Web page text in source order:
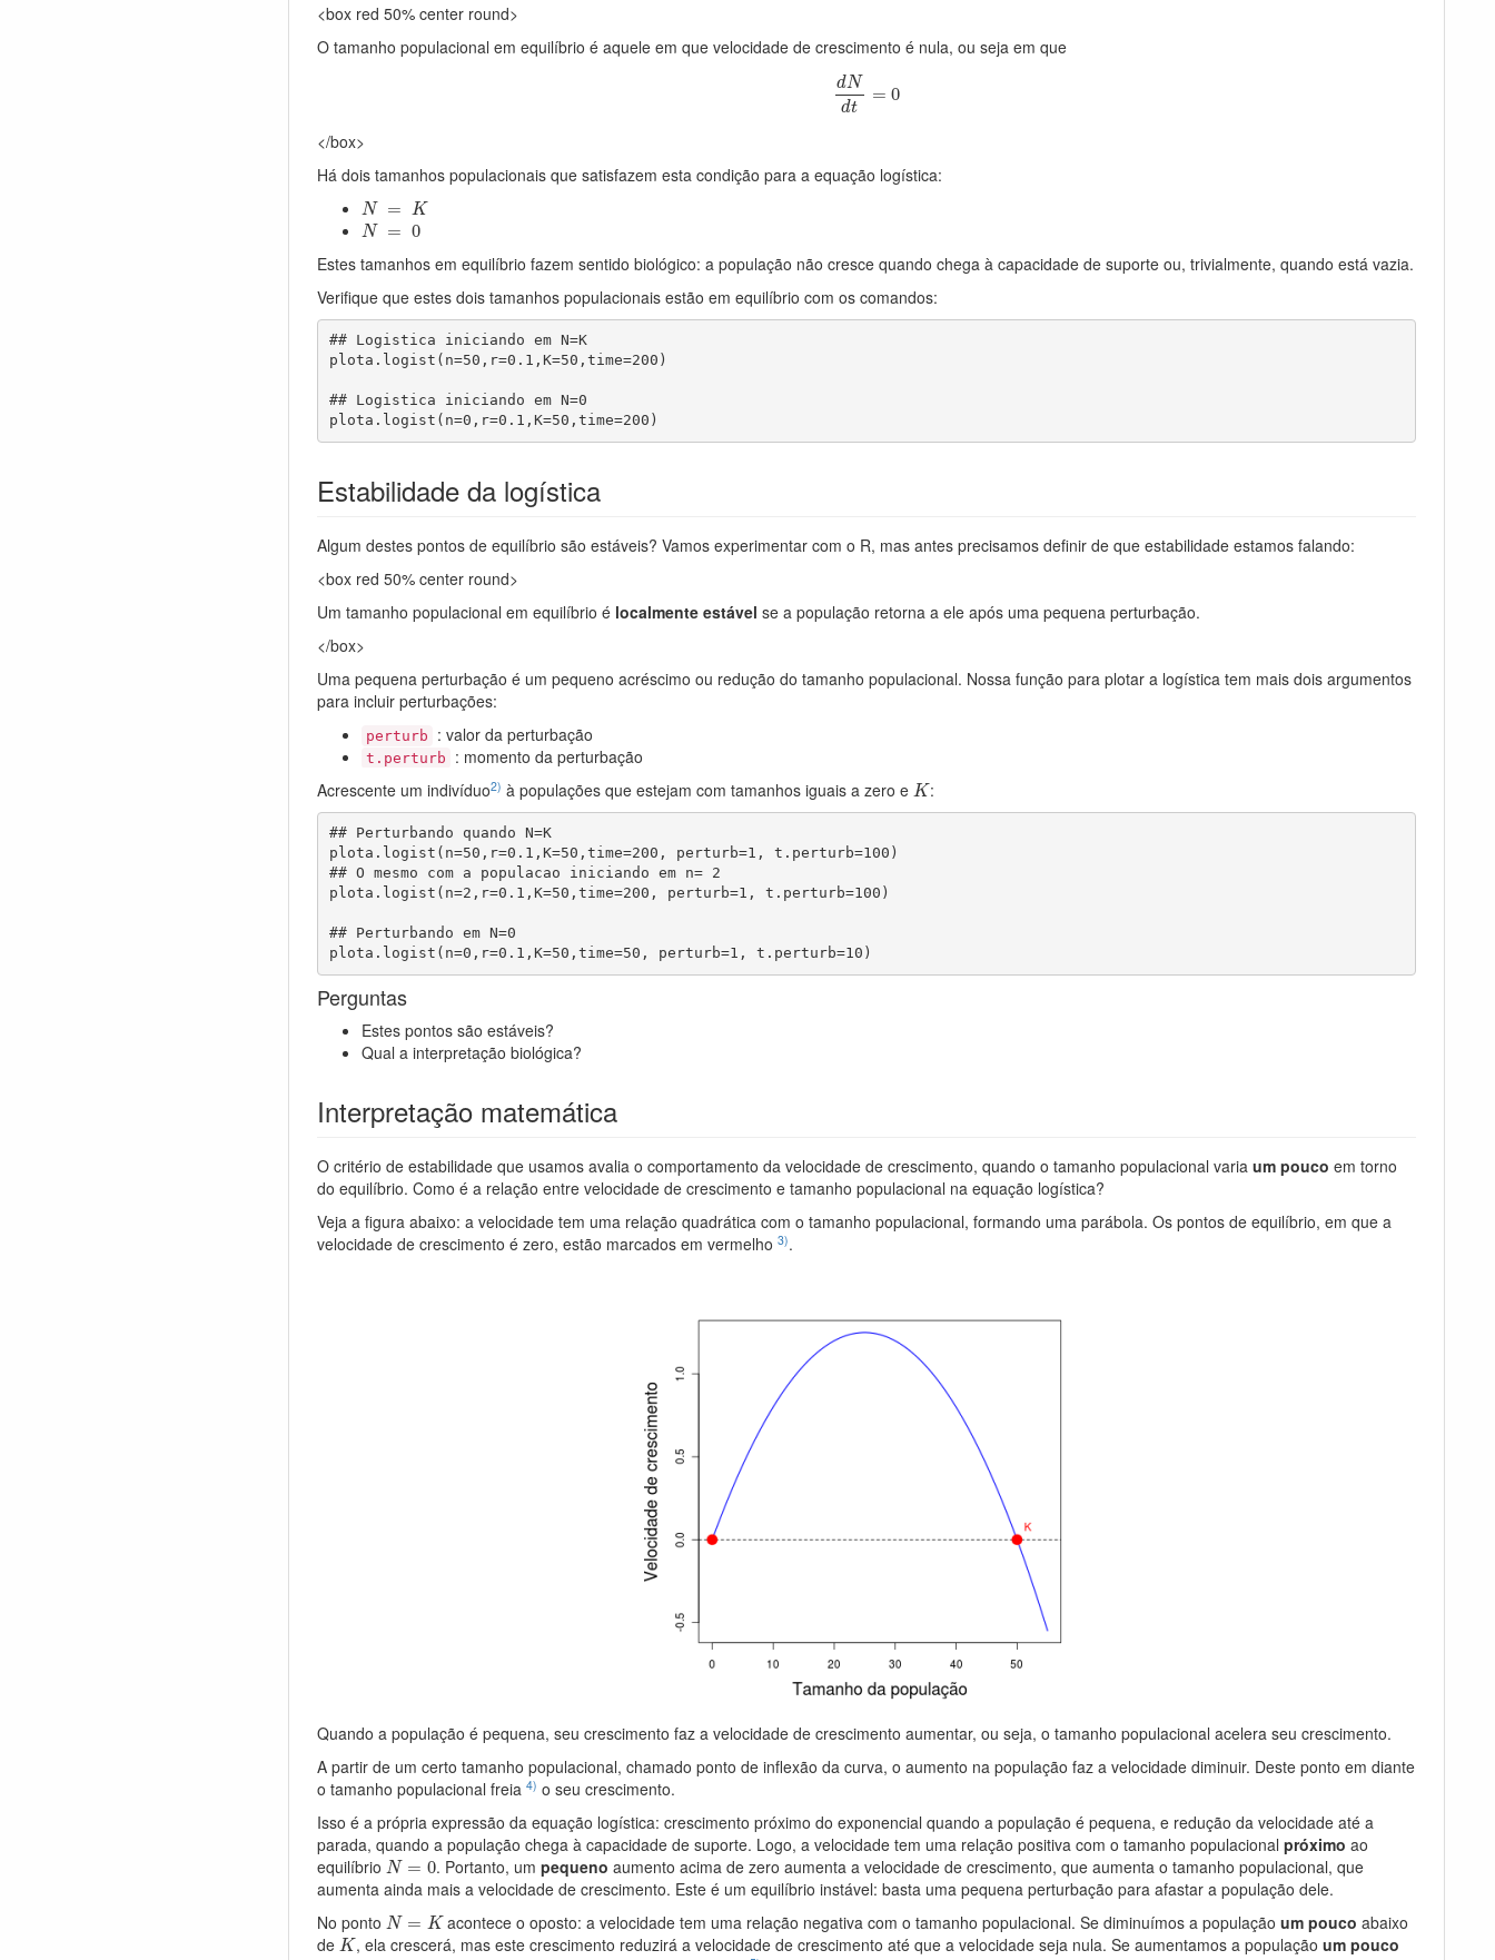
<box red 50% center round>
O tamanho populacional em equilíbrio é aquele em que velocidade de crescimento é nula, ou seja em que
dN
dt
= 0
dNd
</box>
Há dois tamanhos populacionais que satisfazem esta condição para a equação logística:
N = K
N = K
N = 0
N = 0
Estes tamanhos em equilíbrio fazem sentido biológico: a população não cresce quando chega à capacidade de suporte ou, trivialmente, quando está vazia.
Verifique que estes dois tamanhos populacionais estão em equilíbrio com os comandos:
## Logistica iniciando em N=K
plota.logist(n=50,r=0.1,K=50,time=200)
## Logistica iniciando em N=0
Estabilidade da logística
Algum destes pontos de equilíbrio são estáveis? Vamos experimentar com o R, mas antes precisamos definir de que estabilidade estamos falando:
<box red 50% center round>
Um tamanho populacional em equilíbrio é localmente estável se a população retorna a ele após uma pequena perturbação.
</box>
Uma pequena perturbação é um pequeno acréscimo ou redução do tamanho populacional. Nossa função para plotar a logística tem mais dois argumentos
para incluir perturbações:
perturb : valor da perturbação
t.perturb
: momento da perturbação
Acrescente um indivíduo2) à populações que estejam com tamanhos iguais a zero e K
K:
## Perturbando quando N=K
plota.logist(n=50,r=0.1,K=50,time=200, perturb=1, t.perturb=100)
## O mesmo com a populacao iniciando em n= 2
plota.logist(n=2,r=0.1,K=50,time=200, perturb=1, t.perturb=100)
## Perturbando em N=0
Perguntas
Estes pontos são estáveis?
Qual a interpretação biológica?
Interpretação matemática
O critério de estabilidade que usamos avalia o comportamento da velocidade de crescimento, quando o tamanho populacional varia um pouco em torno
do equilíbrio. Como é a relação entre velocidade de crescimento e tamanho populacional na equação logística?
Veja a figura abaixo: a velocidade tem uma relação quadrática com o tamanho populacional, formando uma parábola. Os pontos de equilíbrio, em que a
velocidade de crescimento é zero, estão marcados em vermelho 3).
Quando a população é pequena, seu crescimento faz a velocidade de crescimento aumentar, ou seja, o tamanho populacional acelera seu crescimento.
A partir de um certo tamanho populacional, chamado ponto de inflexão da curva, o aumento na população faz a velocidade diminuir. Deste ponto em diante
o tamanho populacional freia 4) o seu crescimento.
Isso é a própria expressão da equação logística: crescimento próximo do exponencial quando a população é pequena, e redução da velocidade até a
parada, quando a população chega à capacidade de suporte. Logo, a velocidade tem uma relação positiva com o tamanho populacional próximo ao
equilíbrio N = 0
N=0 . Portanto, um pequeno aumento acima de zero aumenta a velocidade de crescimento, que aumenta o tamanho populacional, que
aumenta ainda mais a velocidade de crescimento. Este é um equilíbrio instável: basta uma pequena perturbação para afastar a população dele.
No ponto N = K
N=K acontece o oposto: a velocidade tem uma relação negativa com o tamanho populacional. Se diminuímos a populaçãoum pouco abaixo
de K
K, ela crescerá, mas este crescimento reduzirá a velocidade de crescimento até que a velocidade seja nula. Se aumentamos a população um pouco